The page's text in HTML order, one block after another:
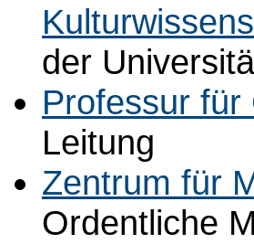
der
Professur
Leitung
Zentrum für
Ordentliche